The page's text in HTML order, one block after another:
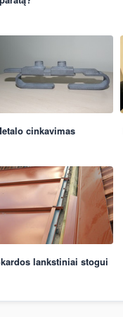
cinkavimas
lankstiniai stogui